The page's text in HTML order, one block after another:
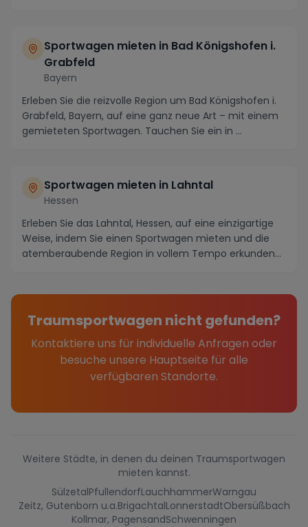
Sportwagen mieten in Bad Königshofen i.
Grabfeld
Bayern
Erleben Sie die reizvolle Region um Bad Königshofen i.
Grabfeld, Bayern, auf eine ganz neue Art – mit einem
gemieteten Sportwagen. Tauchen Sie ein in ...
Sportwagen mieten in Lahntal
Hessen
Erleben Sie das Lahntal, Hessen, auf eine einzigartige
Weise, indem Sie einen Sportwagen mieten und die
atemberaubende Region in vollem Tempo erkunden...
Traumsportwagen nicht gefunden?
Kontaktiere uns für individuelle Anfragen oder
besuche unsere Hauptseite für alle
verfügbaren Standorte.
Weitere Städte, in denen du deinen Traumsportwagen
mieten kannst.
SülzetalPfullendorfLauchhammerWarngau
Zeitz, Gutenborn u.a.BrigachtalLonnerstadtObersüßbach
Kollmar, PagensandSchwenningen